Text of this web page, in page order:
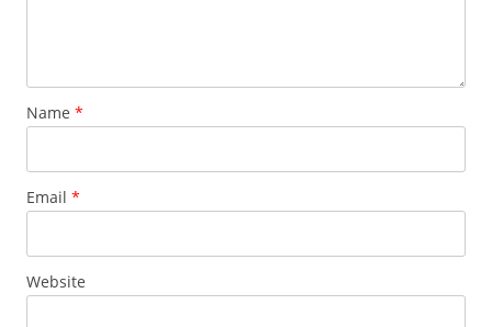
Name *
Email *
Website